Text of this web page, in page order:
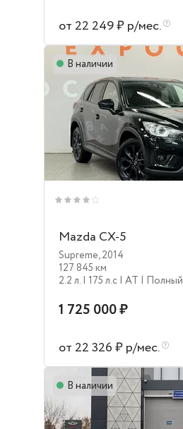
от 22 249 ₽ р/мес.
В наличии
Mazda CX-5
Supreme,2014
127 845 км
2.2 л. | 175 л.c | AT | Полный
1 725 000 ₽
от 22 326 ₽ р/мес.
В наличии